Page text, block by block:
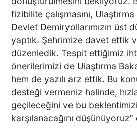
Çarpıp
Silahlı
Ortaya
fizibilite çalışmasını, Ulaştırma
Devlet Demiryollarımızın üst
yaptık. Şehrimize davet ettik
düzenledik. Tespit ettiğimiz
önerilerimizi de Ulaştırma
hem de yazılı arz ettik. Bu
desteği vermeniz halinde,
geçileceğini ve bu
karşılanacağını